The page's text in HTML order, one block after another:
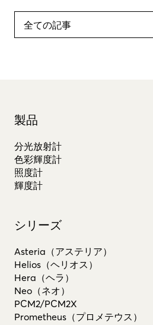
全ての記事
製品
分光放射計
色彩輝度計
照度計
輝度計
シリーズ
Asteria（アステリア）
Helios（ヘリオス）
Hera（ヘラ）
Neo（ネオ）
PCM2/PCM2X
Prometheus（プロメテウス）